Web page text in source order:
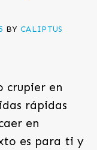
BY CALIPTUS
crupier en
rápidas
en
es para ti y